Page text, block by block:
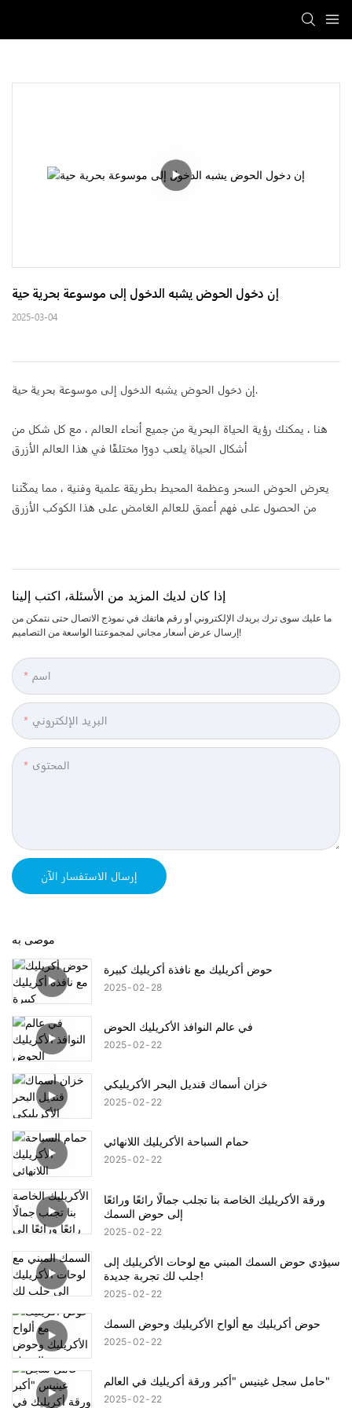
إن دخول الحوض يشبه الدخول إلى موسوعة بحرية حية
2025-03-04
إن دخول الحوض يشبه الدخول إلى موسوعة بحرية حية.
هنا ، يمكنك رؤية الحياة البحرية من جميع أنحاء العالم ، مع كل شكل من
يعرض الحوض السحر وعظمة المحيط بطريقة علمية وفنية ، مما يمكّننا
من الحصول على فهم أعمق للعالم الغامض على هذا الكوكب الأزرق
إذا كان لديك المزيد من الأسئلة، اكتب إلينا
ما عليك سوى ترك بريدك الإلكتروني أو رقم هاتفك في نموذج الاتصال حتى نتمكن من
إرسال عرض أسعار مجاني لمجموعتنا الواسعة من التصاميم!
اسم
البريد الإلكتروني
المحتوى
إرسال الاستفسار الآن
موصى به
حوض أكريليك مع نافذة أكريليك كبيرة
2025 02 28
في عالم النوافذ الأكريليك الحوض
2025 02 22
خزان أسماك قنديل البحر الأكريليكي
2025 02 22
حمام السباحة الأكريليك اللانهائي
2025 02 22
ورقة الأكريليك الخاصة بنا تجلب جمالًا رائعًا ورائعًا
إلى حوض السمك
2025 02 22
سيؤدي حوض السمك المبني مع لوحات الأكريليك إلى
جلب لك تجربة جديدة!
2025 02 22
حوض أكريليك مع ألواح الأكريليك وحوض السمك
2025 02 22
حامل سجل غينيس "أكبر ورقة أكريليك في العالم"
2025 02 22